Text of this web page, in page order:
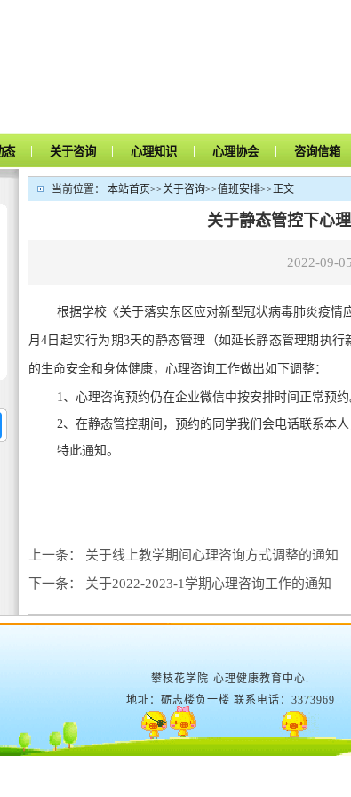
态 | 关于咨询 | 心理知识 | 心理协会 | 咨询信箱
当前位置： 本站首页>>关于咨询>>值班安排>>正文
关于静态管控下心
2022-09-05
根据学校《关于落实东区应对新型冠状病毒肺炎疫情
月4日起实行为期3天的静态管理（如延长静态管理期执
的生命安全和身体健康，心理咨询工作做出如下调整：
1、心理咨询预约仍在企业微信中按安排时间正常预约
2、在静态管控期间 ， 预约的 同学我们会电话联系本
特此通知。
上一条： 关于线上教学期间心理咨询方式调整的通知
下一条： 关于2022-2023-1学期心理咨询工作的通知
攀枝花学院-心理健康教育中心.
地址：砺志楼负一楼 联系电话：3373969